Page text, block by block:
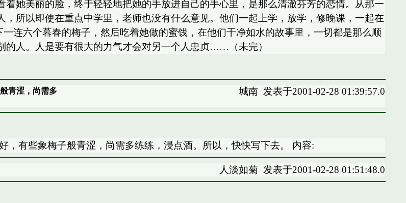
她美丽的脸，终于轻轻地把她的手放进自己的手心里，是那么清澈芬芳的恋情。从那一
所以即使在重点中学里，老师也没有什么意见。他们一起上学，放学，修晚课，一起在
连六个暮春的梅子，然后吃着她做的蜜饯，在他们干净如水的故事里，一切都是那么顺
人。人是要有很大的力气才会对另一个人忠贞……（未完）
青涩，尚需多
城南发表于2001-02-28 01:39:57.0
，有些象梅子般青涩，尚需多练练，浸点酒。所以，快快写下去。 内容:
人淡如菊发表于2001-02-28 01:51:48.0